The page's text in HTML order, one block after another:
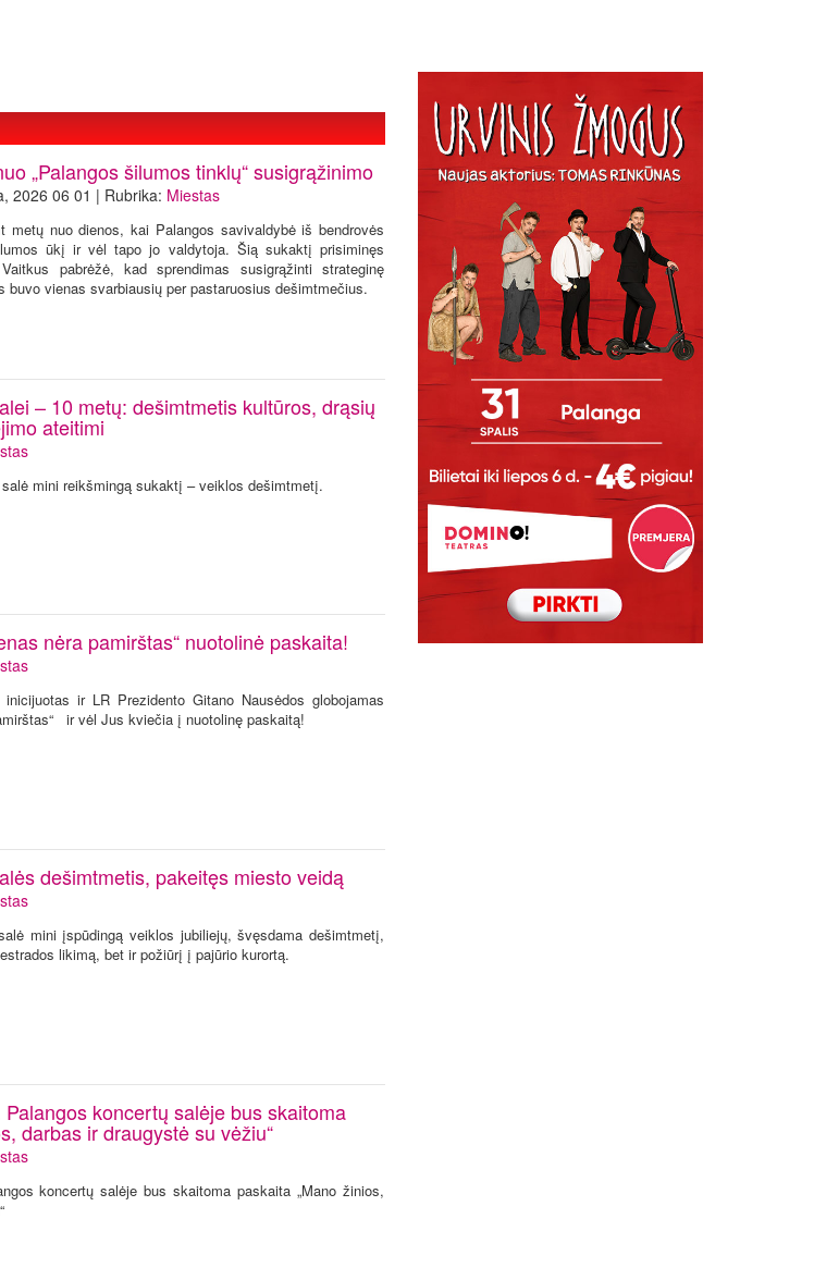
„Palangos šilumos tinklų“ susigrąžinimo
2026 06 01 | Rubrika: Miestas
metų nuo dienos, kai Palangos savivaldybė iš bendrovės
ūkį ir vėl tapo jo valdytoja. Šią sukaktį prisiminęs
pabrėžė, kad sprendimas susigrąžinti strateginę
buvo vienas svarbiausių per pastaruosius dešimtmečius.
– 10 metų: dešimtmetis kultūros, drąsių
ateitimi
mini reikšmingą sukaktį – veiklos dešimtmetį.
nėra pamirštas“ nuotolinė paskaita!
ir LR Prezidento Gitano Nausėdos globojamas
ir vėl Jus kviečia į nuotolinę paskaitą!
dešimtmetis, pakeitęs miesto veidą
mini įspūdingą veiklos jubiliejų, švęsdama dešimtmetį,
likimą, bet ir požiūrį į pajūrio kurortą.
koncertų salėje bus skaitoma
darbas ir draugystė su vėžiu“
koncertų salėje bus skaitoma paskaita „Mano žinios,